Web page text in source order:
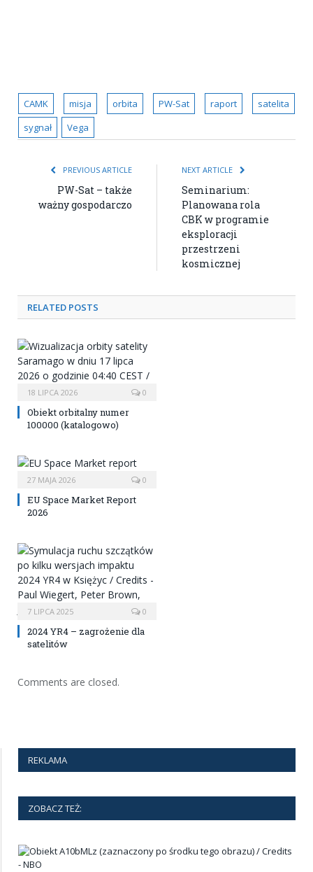
CAMK misja orbita PW-Sat raport
satelita
sygnał
Vega
PREVIOUS ARTICLE
PW-Sat – także
ważny gospodarczo
NEXT ARTICLE
Seminarium:
Planowana rola
CBK w programie
eksploracji
przestrzeni
kosmicznej
RELATED POSTS
18 LIPCA 2026 0
Obiekt orbitalny numer
100000 (katalogowo)
27 MAJA 2026 0
EU Space Market Report
2026
7 LIPCA 2025 0
2024 YR4 – zagrożenie dla
satelitów
Comments are closed.
REKLAMA
ZOBACZ TEŻ: